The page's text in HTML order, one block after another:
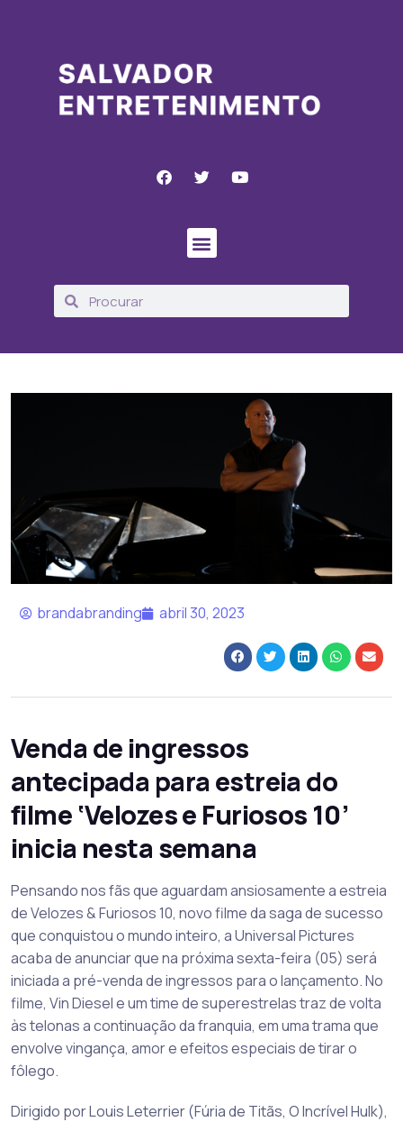
brandabranding abril 30, 2023
Venda de ingressos
antecipada para estreia do
filme ‘Velozes e Furiosos 10’
inicia nesta semana
Pensando nos fãs que aguardam ansiosamente a estreia
de Velozes & Furiosos 10, novo filme da saga de sucesso
que conquistou o mundo inteiro, a Universal Pictures
acaba de anunciar que na próxima sexta-feira (05) será
iniciada a pré-venda de ingressos para o lançamento. No
filme, Vin Diesel e um time de superestrelas traz de volta
às telonas a continuação da franquia, em uma trama que
envolve vingança, amor e efeitos especiais de tirar o
fôlego.
Dirigido por Louis Leterrier (Fúria de Titãs, O Incrível Hulk),